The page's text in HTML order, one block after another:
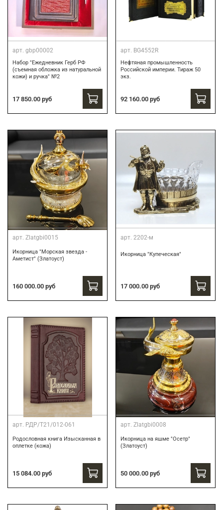
арт. gbp00002
Набор "Ежедневник Герб РФ
(съемная обложка из натуральной
кожи) и ручка" №2
17 850.00 руб
арт. BG4552R
Нефтяная промышленность
Российской империи. Тираж 50
экз.
92 160.00 руб
арт. Zlatgbi0015
Икорница "Морская звезда -
Аметист" (Златоуст)
160 000.00 руб
арт. 2202-м
Икорница "Купеческая"
17 000.00 руб
арт. РДР/Т21/012-061
Родословная книга Изысканная в
оплетке (кожа)
15 084.00 руб
арт. Zlatgbi0008
Икорница на яшме "Осетр"
(Златоуст)
50 000.00 руб